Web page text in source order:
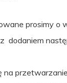
prosimy o
z dodaniem
na